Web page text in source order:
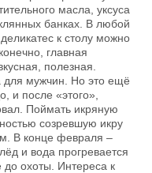
масла, уксуса
банках. В любой
к столу можно
главная
полезная.
для мужчин. Но это ещё
и после «этого»,
Поймать икряную
созревшую икру
В конце февраля –
и вода прогревается
до охоты. Интереса к